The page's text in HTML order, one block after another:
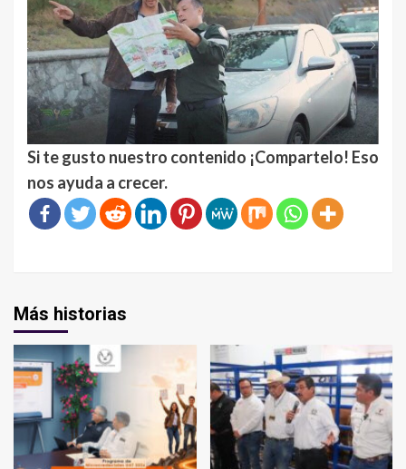
Si te gusto nuestro contenido ¡Compartelo! Eso
nos ayuda a crecer.
Más historias